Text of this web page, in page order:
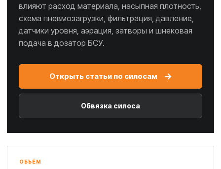
влияют расход материала, насыпная плотность,
схема пневмозагрузки, фильтрация, давление,
датчики уровня, аэрация, затворы и шнековая
подача в дозатор БСУ.
Открыть статьи по силосам →
Обвязка силоса
ОБЪЁМ